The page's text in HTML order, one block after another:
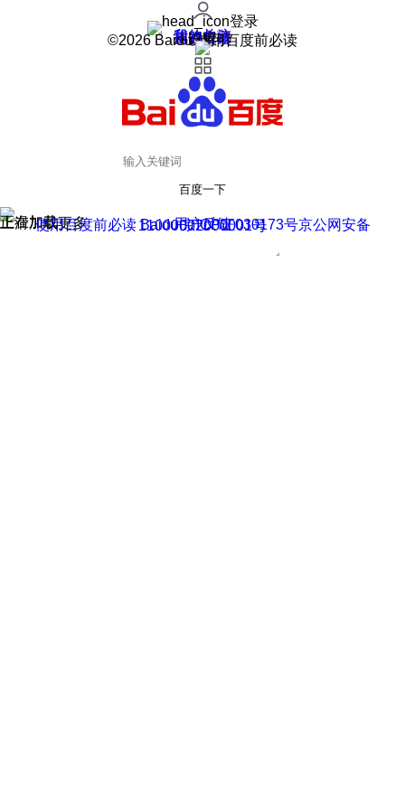
登录
我的关注
我的收藏
皮肤中心
用户反馈
设置
©2026 Baidu 使用百度前必读
百度一下
正在加载
上滑加载更多 用户反馈
使用百度前必读 Baidu 京ICP证030173号
京公网安备11000002000001号